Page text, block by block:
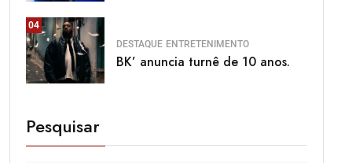
04
DESTAQUE ENTRETENIMENTO
BK’ anuncia turnê de 10 anos.
Pesquisar